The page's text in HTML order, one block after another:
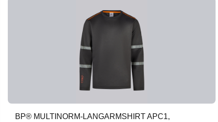
BP® MULTINORM-LANGARMSHIRT APC1,